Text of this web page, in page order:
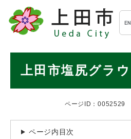
メニューを飛ばし
キ
ー
ワ
検
上田市塩尻グラ
ページID：0052529
ページ内目次